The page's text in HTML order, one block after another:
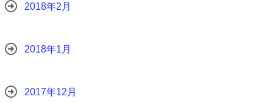
2018年2月
2018年1月
2017年12月